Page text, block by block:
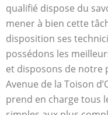
qualifié dispose du
mener à bien cette
disposition ses
possédons les
et disposons de notre
Avenue de la Toison
prend en charge tous